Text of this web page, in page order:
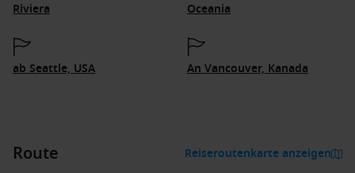
Riviera Oceania
ab Seattle, USA An Vancouver, Kanada
Route Reiseroutenkarte anzeigen